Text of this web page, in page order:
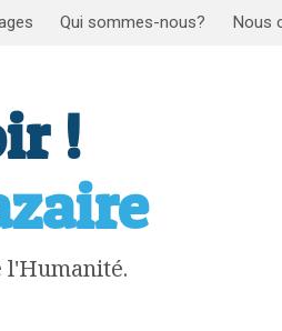
Qui sommes-nous? Nous
!
l'Humanité.